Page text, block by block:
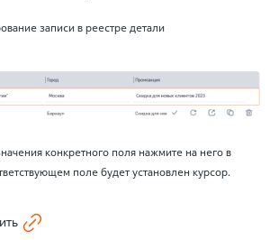
записи в реестре детали
конкретного поля нажмите на него в
поле будет установлен курсор.